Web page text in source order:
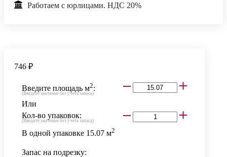
Работаем с юрлицами. НДС 20%
746 ₽
Введите площадь м2:
(Введите значение без учета запаса)
Или
Кол-во упаковок:
(Введите значение без учета запаса)
В одной упаковке 15.07 м2
Запас на подрезку: